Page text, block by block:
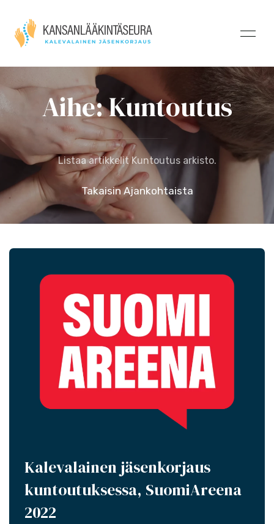
Aihe: Kuntoutus
Listaa artikkelit Kuntoutus arkisto.
Takaisin Ajankohtaista
Kalevalainen jäsenkorjaus
kuntoutuksessa, SuomiAreena
2022